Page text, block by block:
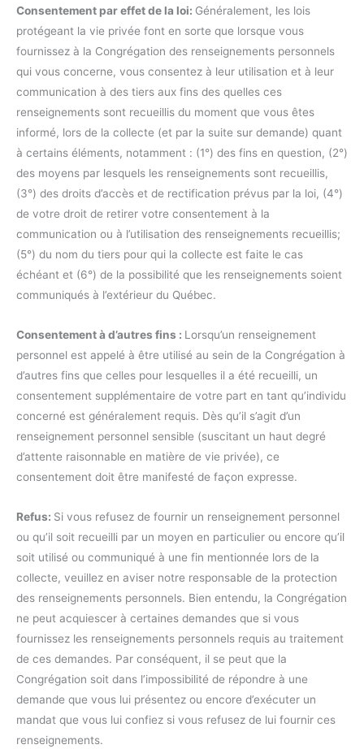
Consentement par effet de la loi: Généralement, les lois
protégeant la vie privée font en sorte que lorsque vous
fournissez à la Congrégation des renseignements personnels
qui vous concerne, vous consentez à leur utilisation et à leur
communication à des tiers aux fins des quelles ces
renseignements sont recueillis du moment que vous êtes
informé, lors de la collecte (et par la suite sur demande) quant
à certains éléments, notamment : (1°) des fins en question, (2°)
des moyens par lesquels les renseignements sont recueillis,
(3°) des droits d’accès et de rectification prévus par la loi, (4°)
de votre droit de retirer votre consentement à la
communication ou à l’utilisation des renseignements recueillis;
(5°) du nom du tiers pour qui la collecte est faite le cas
échéant et (6°) de la possibilité que les renseignements soient
communiqués à l’extérieur du Québec.
Consentement à d’autres fins : Lorsqu’un renseignement
personnel est appelé à être utilisé au sein de la Congrégation à
d’autres fins que celles pour lesquelles il a été recueilli, un
consentement supplémentaire de votre part en tant qu’individu
concerné est généralement requis. Dès qu’il s’agit d’un
renseignement personnel sensible (suscitant un haut degré
d’attente raisonnable en matière de vie privée), ce
consentement doit être manifesté de façon expresse.
Refus: Si vous refusez de fournir un renseignement personnel
ou qu’il soit recueilli par un moyen en particulier ou encore qu’il
soit utilisé ou communiqué à une fin mentionnée lors de la
collecte, veuillez en aviser notre responsable de la protection
des renseignements personnels. Bien entendu, la Congrégation
ne peut acquiescer à certaines demandes que si vous
fournissez les renseignements personnels requis au traitement
de ces demandes. Par conséquent, il se peut que la
Congrégation soit dans l’impossibilité de répondre à une
demande que vous lui présentez ou encore d’exécuter un
mandat que vous lui confiez si vous refusez de lui fournir ces
renseignements.